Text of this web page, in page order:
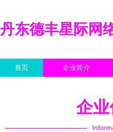
丹东德丰星际网
首页 企业简介
企